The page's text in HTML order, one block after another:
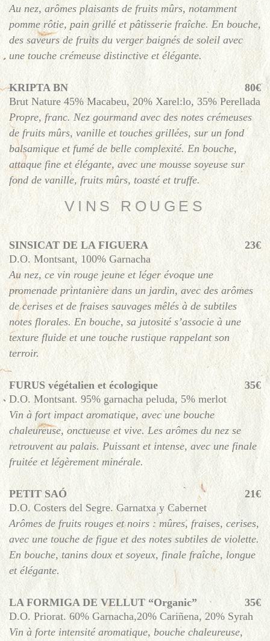
Au nez, arômes plaisants de fruits mûrs, notamment
pomme rôtie, pain grillé et pâtisserie fraîche. En bouche,
des saveurs de fruits du verger baignés de soleil avec
une touche crémeuse distinctive et élégante.
KRIPTA BN
80€
Brut Nature 45% Macabeu, 20% Xarel:lo, 35% Perellada
Propre, franc. Nez gourmand avec des notes crémeuses
de fruits mûrs, vanille et touches grillées, sur un fond
balsamique et fumé de belle complexité. En bouche,
attaque fine et élégante, avec une mousse soyeuse sur
fond de vanille, fruits mûrs, toasté et truffe.
VINS ROUGES
SINSICAT DE LA FIGUERA
23€
D.O. Montsant, 100% Garnacha
Au nez, ce vin rouge jeune et léger évoque une
promenade printanière dans un jardin, avec des arômes
de cerises et de fraises sauvages mêlés à de subtiles
notes florales. En bouche, sa jutosité s’associe à une
texture fluide et une touche rustique rappelant son
terroir.
FURUS végétalien et écologique
35€
D.O. Montsant. 95% garnacha peluda, 5% merlot
Vin à fort impact aromatique, avec une bouche
chaleureuse, onctueuse et vive. Les arômes du nez se
retrouvent au palais. Puissant et intense, avec une finale
fruitée et légèrement minérale.
PETIT SAÓ
21€
D.O. Costers del Segre. Garnatxa y Cabernet
Arômes de fruits rouges et noirs : mûres, fraises, cerises,
avec une touche de figue et des notes subtiles de violette.
En bouche, tanins doux et soyeux, finale fraîche, longue
et élégante.
LA FORMIGA DE VELLUT “Organic”
35€
D.O. Priorat. 60% Garnacha,20% Cariñena, 20% Syrah
Vin à forte intensité aromatique, bouche chaleureuse,